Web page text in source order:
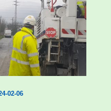
hobetzeko
02-06